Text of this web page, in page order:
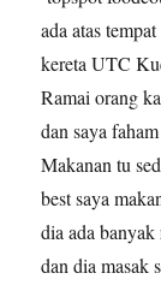
ada atas
kereta UTC
Ramai orang
dan saya
Makanan tu
best saya
dia ada
dan dia masak